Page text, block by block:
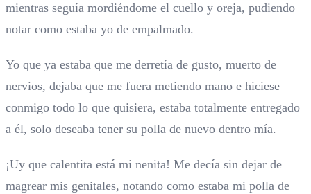
mientras seguía mordiéndome el cuello y oreja, pudiendo
notar como estaba yo de empalmado.
Yo que ya estaba que me derretía de gusto, muerto de
nervios, dejaba que me fuera metiendo mano e hiciese
conmigo todo lo que quisiera, estaba totalmente entregado
a él, solo deseaba tener su polla de nuevo dentro mía.
¡Uy que calentita está mi nenita! Me decía sin dejar de
magrear mis genitales, notando como estaba mi polla de